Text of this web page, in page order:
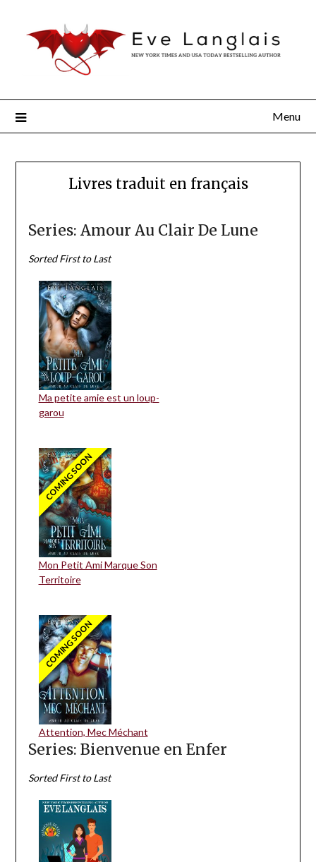
Menu
Livres traduit en français
Series: Amour Au Clair De Lune
Sorted First to Last
Ma petite amie est un loup-
garou
COMING SOON
Mon Petit Ami Marque Son
Territoire
COMING SOON
Attention, Mec Méchant
Series: Bienvenue en Enfer
Sorted First to Last